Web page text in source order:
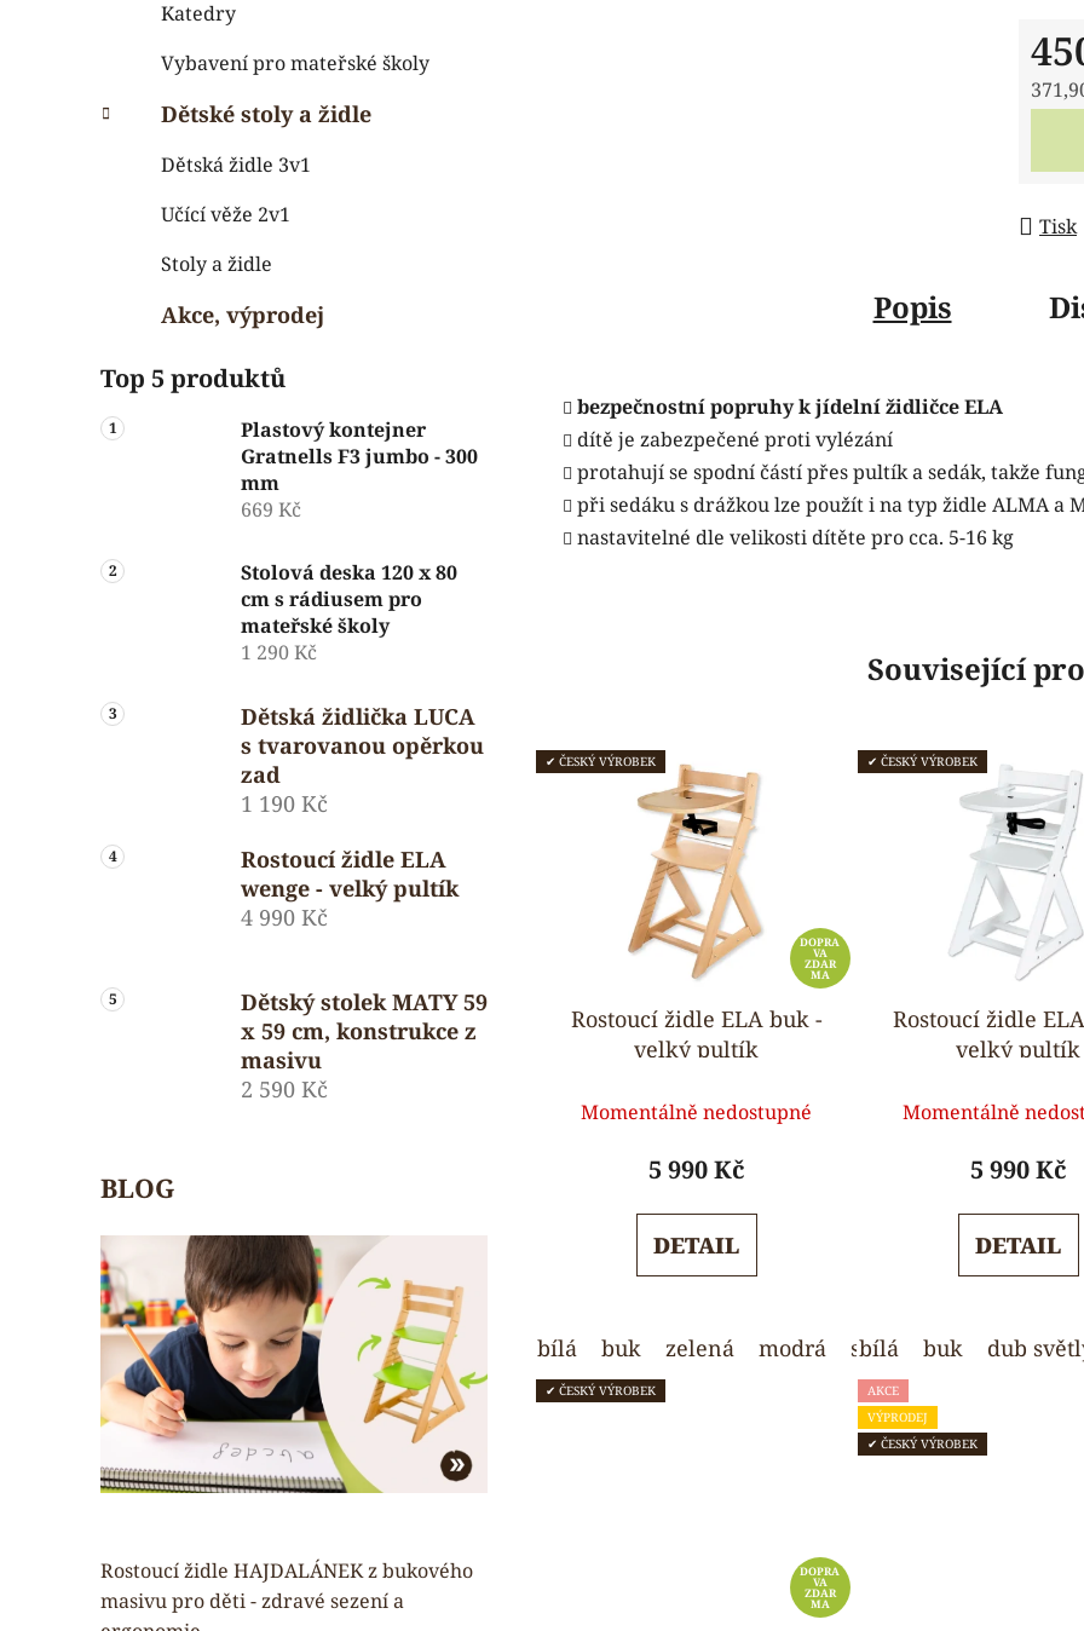
Katedry
Vybavení pro mateřské školy
Dětské stoly a židle
Dětská židle 3v1
Učící věže 2v1
Stoly a židle
Akce, výprodej
Top 5 produktů
Plastový kontejner
Gratnells F3 jumbo - 300
mm
669 Kč
Stolová deska 120 x 80
cm s rádiusem pro
mateřské školy
1 290 Kč
Dětská židlička LUCA
s tvarovanou opěrkou
zad
1 190 Kč
Rostoucí židle ELA
wenge - velký pultík
4 990 Kč
Dětský stolek MATY 59
x 59 cm, konstrukce z
masivu
2 590 Kč
BLOG
Rostoucí židle HAJDALÁNEK z bukového
masivu pro děti - zdravé sezení a
Tisk
Popis
bezpečnostní popruhykjídelní židličce ELA
dítě je zabezpečené proti vylézání
protahují se spodní částí přes pultík a sedák, takže
při sedáku s drážkou lze použít i na typ židle ALMA a
nastavitelné dle velikosti dítěte pro cca. 5-16 kg
Související
✔ ČESKÝ VÝROBEK
DOPRA
VA
ZDAR
MA
Rostoucí židle ELA buk -
velký pultík
hodnocení
produktu
5,0
z
Momentálně nedostupné
5 990 Kč
DETAIL
bílá buk zelená modrá světle šedá
✔ ČESKÝ VÝROBEK
Rostoucí židle
velký pultík
5,0
z
Momentálně
5 990 Kč
DETAIL
bílá buk dub
✔ ČESKÝ VÝROBEK
DOPRA
VA
ZDAR
MA
AKCE
VÝPRODEJ
✔ ČESKÝ VÝROBEK